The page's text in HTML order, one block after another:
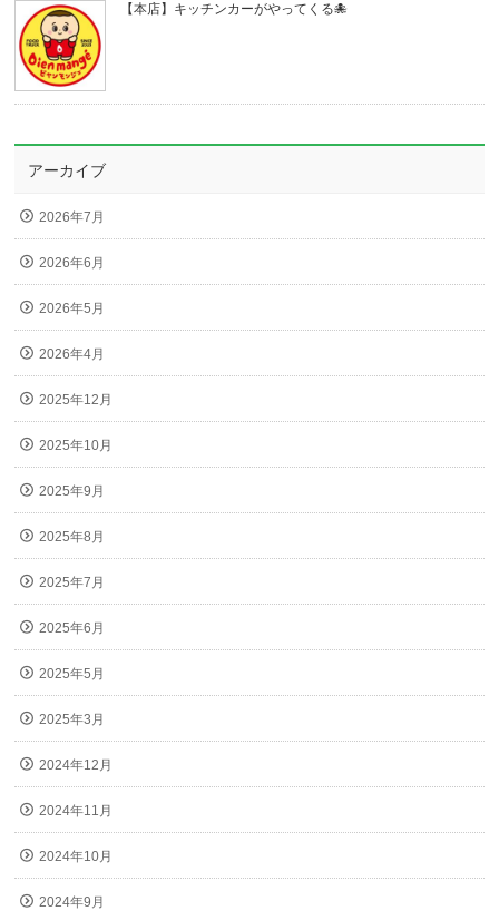
【本店】キッチンカーがやってくる🐙
アーカイブ
2026年7月
2026年6月
2026年5月
2026年4月
2025年12月
2025年10月
2025年9月
2025年8月
2025年7月
2025年6月
2025年5月
2025年3月
2024年12月
2024年11月
2024年10月
2024年9月